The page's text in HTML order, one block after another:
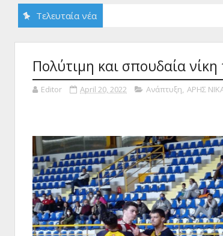
Τελευταία νέα
Πολύτιμη και σπουδαία
Editor April 20, 2022 Ανάπτυξη, ΑΡΗΣ